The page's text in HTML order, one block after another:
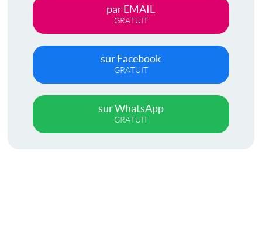
par EMAIL
GRATUIT
sur Facebook
GRATUIT
sur WhatsApp
GRATUIT